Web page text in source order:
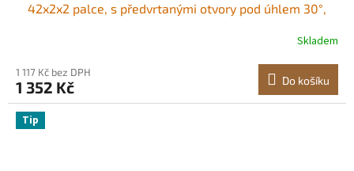
42x2x2 palce, s předvrtanými otvory pod úhlem 30°,
zakřiveným držákem, balení po 1 kusu, černý,Skladem
1 117 Kč bez DPH
1 352 Kč Do košíku
Tip